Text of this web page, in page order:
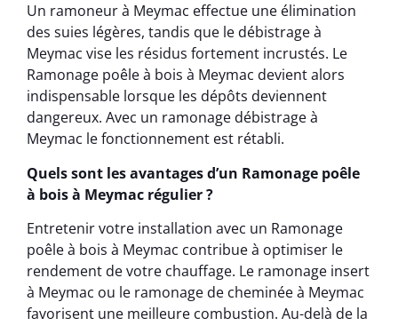
Un ramoneur à Meymac effectue une élimination
des suies légères, tandis que le débistrage à
Meymac vise les résidus fortement incrustés. Le
Ramonage poêle à bois à Meymac devient alors
indispensable lorsque les dépôts deviennent
dangereux. Avec un ramonage débistrage à
Meymac le fonctionnement est rétabli.
Quels sont les avantages d’un Ramonage poêle
à bois à Meymac régulier ?
Entretenir votre installation avec un Ramonage
poêle à bois à Meymac contribue à optimiser le
rendement de votre chauffage. Le ramonage insert
à Meymac ou le ramonage de cheminée à Meymac
favorisent une meilleure combustion. Au-delà de la